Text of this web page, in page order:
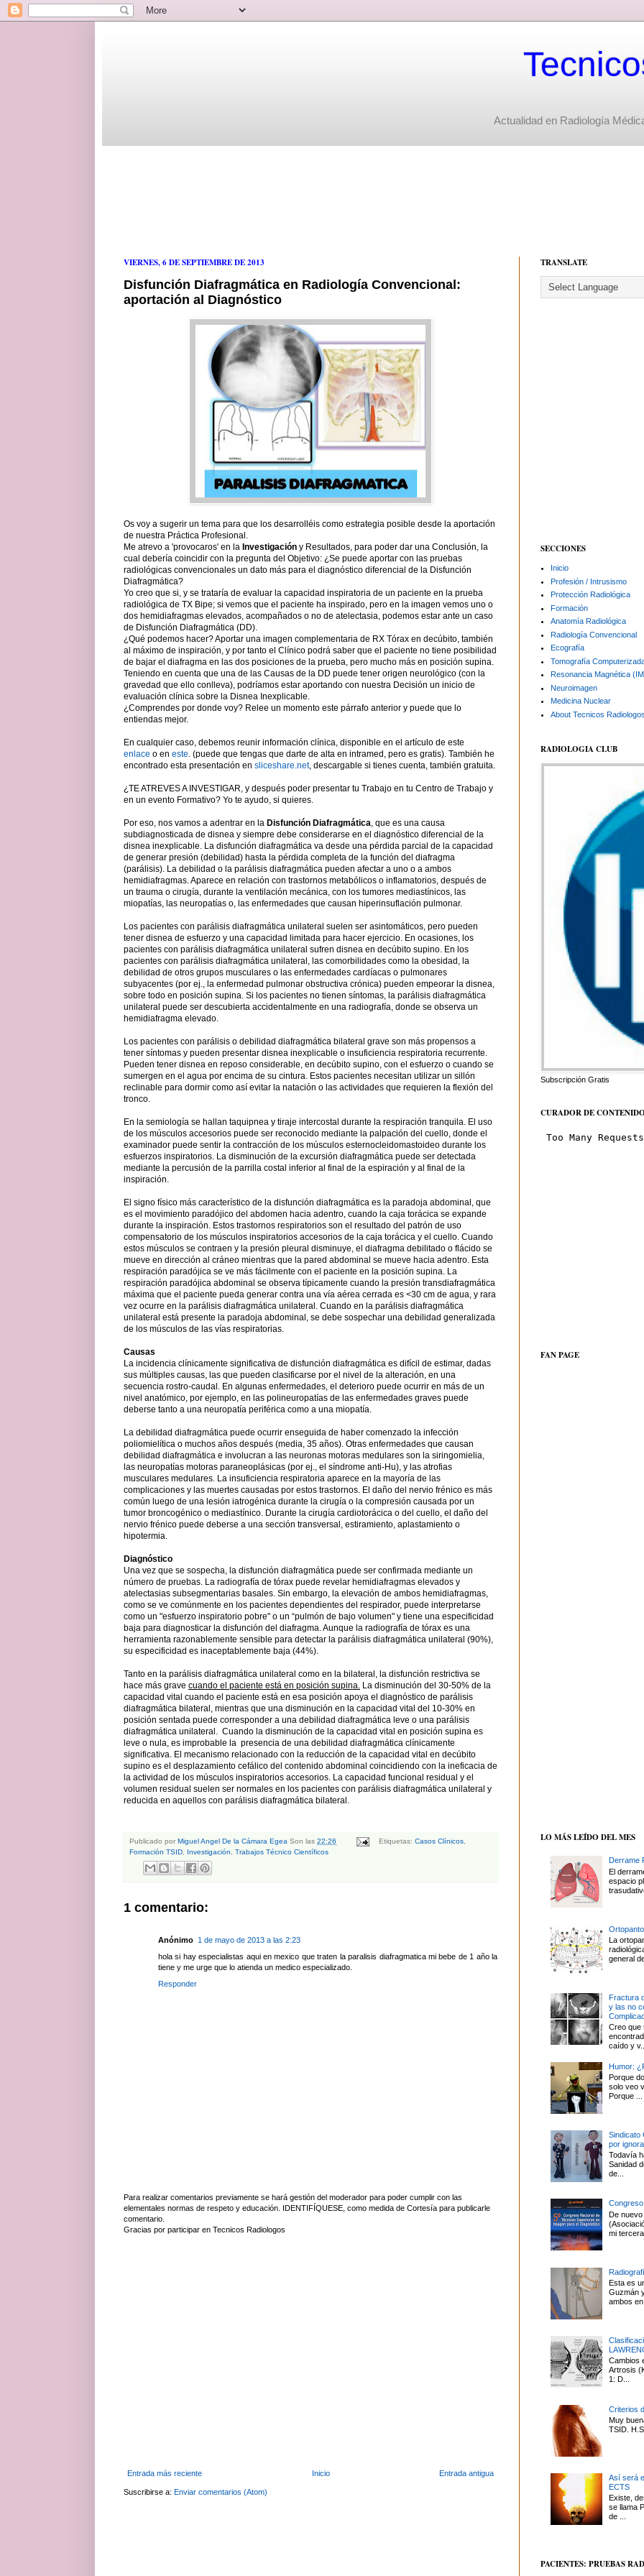
Actualidad en Radiología
VIERNES, 6 DE SEPTIEMBRE DE 2013
Disfunción Diafragmática en Radiología Convencional:
aportación al Diagnóstico
Os voy a sugerir un tema para que los desarrolléis como estrategia posible desde la aportación
de nuestra Práctica Profesional.
Me atrevo a 'provocaros' en la Investigación y Resultados, para poder dar una Conclusión, la
cual debería coincidir con la pregunta del Objetivo: ¿Se puede aportar con las pruebas
radiológicas convencionales un dato más para el diagnóstico diferencial de la Disfunción
Diafragmática?
Yo creo que si, y se trataría de evaluar la capacidad inspiratoria de un paciente en la prueba
radiológica de TX Bipe; si vemos que el paciente ha inspirado, pero en la imagen vemos uno o
dos hemidiafragmas elevados, acompañados o no de atelectasia, podemos estar ante un caso
de Disfunción Diafragmática (DD).
¿Qué podemos hacer? Aportar una imagen complementaria de RX Tórax en decúbito, también
al máximo de inspiración, y por tanto el Clínico podrá saber que el paciente no tiene posibilidad
de bajar el diafragma en las dos posiciones de la prueba, pero mucho más en posición supina.
Teniendo en cuenta que una de las Causas de la DD puede tener origen neurológico (con la
gravedad que ello conlleva), podríamos estar aportando con nuestra Decisión un inicio de
evaluación clínica sobre la Disnea Inexplicable.
¿Comprendes por donde voy? Relee un momento este párrafo anterior y puede que lo
entiendas mejor.
En cualquier caso, debemos reunir información clínica, disponible en el artículo de este
enlace o en este. (puede que tengas que darte de alta en intramed, pero es gratis). También he
encontrado esta presentación en sliceshare.net, descargable si tienes cuenta, también gratuita.
¿TE ATREVES A INVESTIGAR, y después poder presentar tu Trabajo en tu Centro de Trabajo y
en un evento Formativo? Yo te ayudo, si quieres.
Por eso, nos vamos a adentrar en la Disfunción Diafragmática, que es una causa
subdiagnosticada de disnea y siempre debe considerarse en el diagnóstico diferencial de la
disnea inexplicable. La disfunción diafragmática va desde una pérdida parcial de la capacidad
de generar presión (debilidad) hasta la pérdida completa de la función del diafragma
(parálisis). La debilidad o la parálisis diafragmática pueden afectar a uno o a ambos
hemidiafragmas. Aparece en relación con trastornos metabólicos o inflamatorios, después de
un trauma o cirugía, durante la ventilación mecánica, con los tumores mediastínicos, las
miopatías, las neuropatías o, las enfermedades que causan hiperinsuflación pulmonar.
Los pacientes con parálisis diafragmática unilateral suelen ser asintomáticos, pero pueden
tener disnea de esfuerzo y una capacidad limitada para hacer ejercicio. En ocasiones, los
pacientes con parálisis diafragmática unilateral sufren disnea en decúbito supino. En los
pacientes con parálisis diafragmática unilateral, las comorbilidades como la obesidad, la
debilidad de otros grupos musculares o las enfermedades cardíacas o pulmonares
subyacentes (por ej., la enfermedad pulmonar obstructiva crónica) pueden empeorar la disnea,
sobre todo en posición supina. Si los pacientes no tienen síntomas, la parálisis diafragmática
unilateral puede ser descubierta accidentalmente en una radiografía, donde se observa un
hemidiafragma elevado.
Los pacientes con parálisis o debilidad diafragmática bilateral grave son más propensos a
tener síntomas y pueden presentar disnea inexplicable o insuficiencia respiratoria recurrente.
Pueden tener disnea en reposo considerable, en decúbito supino, con el esfuerzo o cuando se
sumergen en el agua por encima de su cintura. Estos pacientes necesitan utilizar un sillón
reclinable para dormir como así evitar la natación o las actividades que requieren la flexión del
tronco.
En la semiología se hallan taquipnea y tiraje intercostal durante la respiración tranquila. El uso
de los músculos accesorios puede ser reconocido mediante la palpación del cuello, donde el
examinador puede sentir la contracción de los músculos esternocleidomastoideo durante los
esfuerzos inspiratorios. La disminución de la excursión diafragmática puede ser detectada
mediante la percusión de la parrilla costal inferior al final de la espiración y al final de la
inspiración.
El signo físico más característico de la disfunción diafragmática es la paradoja abdominal, que
es el movimiento paradójico del abdomen hacia adentro, cuando la caja torácica se expande
durante la inspiración. Estos trastornos respiratorios son el resultado del patrón de uso
compensatorio de los músculos inspiratorios accesorios de la caja torácica y el cuello. Cuando
estos músculos se contraen y la presión pleural disminuye, el diafragma debilitado o flácido se
mueve en dirección al cráneo mientras que la pared abdominal se mueve hacia adentro. Esta
respiración paradójica se ve más fácilmente con el paciente en la posición supina. La
respiración paradójica abdominal se observa típicamente cuando la presión transdiafragmática
máxima que el paciente pueda generar contra una vía aérea cerrada es <30 cm de agua, y rara
vez ocurre en la parálisis diafragmática unilateral. Cuando en la parálisis diafragmática
unilateral está presente la paradoja abdominal, se debe sospechar una debilidad generalizada
de los músculos de las vías respiratorias.
Causas
La incidencia clínicamente significativa de disfunción diafragmática es difícil de estimar, dadas
sus múltiples causas, las que pueden clasificarse por el nivel de la alteración, en una
secuencia rostro-caudal. En algunas enfermedades, el deterioro puede ocurrir en más de un
nivel anatómico, por ejemplo, en las polineuropatías de las enfermedades graves puede
deberse tanto a una neuropatía periférica como a una miopatía.
La debilidad diafragmática puede ocurrir enseguida de haber comenzado la infección
poliomielítica o muchos años después (media, 35 años). Otras enfermedades que causan
debilidad diafragmática e involucran a las neuronas motoras medulares son la siringomielia,
las neuropatías motoras paraneoplásicas (por ej., el síndrome anti-Hu), y las atrofias
musculares medulares. La insuficiencia respiratoria aparece en la mayoría de las
complicaciones y las muertes causadas por estos trastornos. El daño del nervio frénico es más
común luego de una lesión iatrogénica durante la cirugía o la compresión causada por un
tumor broncogénico o mediastínico. Durante la cirugía cardiotorácica o del cuello, el daño del
nervio frénico puede deberse a una sección transversal, estiramiento, aplastamiento o
hipotermia.
Diagnóstico
Una vez que se sospecha, la disfunción diafragmática puede ser confirmada mediante un
número de pruebas. La radiografía de tórax puede revelar hemidiafragmas elevados y
atelectasias subsegmentarias basales. Sin embargo, la elevación de ambos hemidiafragmas,
como se ve comúnmente en los pacientes dependientes del respirador, puede interpretarse
como un "esfuerzo inspiratorio pobre" o un “pulmón de bajo volumen" y tiene una especificidad
baja para diagnosticar la disfunción del diafragma. Aunque la radiografía de tórax es una
herramienta razonablemente sensible para detectar la parálisis diafragmática unilateral (90%),
su especificidad es inaceptablemente baja (44%).
Tanto en la parálisis diafragmática unilateral como en la bilateral, la disfunción restrictiva se
hace más grave cuando el paciente está en posición supina. La disminución del 30-50% de la
capacidad vital cuando el paciente está en esa posición apoya el diagnóstico de parálisis
diafragmática bilateral, mientras que una disminución en la capacidad vital del 10-30% en
posición sentada puede corresponder a una debilidad diafragmática leve o una parálisis
diafragmática unilateral. Cuando la disminución de la capacidad vital en posición supina es
leve o nula, es improbable la presencia de una debilidad diafragmática clínicamente
significativa. El mecanismo relacionado con la reducción de la capacidad vital en decúbito
supino es el desplazamiento cefálico del contenido abdominal coincidiendo con la ineficacia de
la actividad de los músculos inspiratorios accesorios. La capacidad funcional residual y el
volumen residual suelen ser normales en los pacientes con parálisis diafragmática unilateral y
reducida en aquellos con parálisis diafragmática bilateral.
Publicado por Miguel Angel De la Cámara Egea Son las 22:26 Etiquetas: Casos Clínicos,
Formación TSID
Investigación Trabajos Técnico Científicos
1 comentario:
Anónimo 1 de mayo de 2013 a las 2:23
hola si hay especialistas aqui en mexico que traten la paralisis diafragmatica mi bebe de 1 año la
tiene y me urge que lo atienda un medico especializado.
Responder
Para realizar comentarios previamente se hará gestión del moderador para poder cumplir con las
elementales normas de respeto y educación. IDENTIFÍQUESE, como medida de Cortesía para publicarle
comentario.
Gracias por participar en Tecnicos Radiologos
Entrada más reciente Entrada antigua
Inicio
Suscribirse a: Enviar comentarios (Atom)
TRANSLATE
SECCIONES
Inicio
Profesión / Intrusismo
Protección Radiológica
Formación
Anatomía Radiológica
Radiología Convencional
Ecografía
Tomografía
Resonancia Magnética
Neuroimagen
Medicina Nuclear
About Tecnicos
RADIOLOGIA CLUB
Subscripción Gratis
CURADOR DE
FAN PAGE
LO MÁS LEÍDO DEL MES
Derrame
El
espacio
La
general
Fractura
y las no
Creo que
caído y
Humor:
Porque
solo veo
Porque ...
Sindicato
por
Todavía
Sanidad
de...
De
mi
Esta es
Guzmán
ambos
Cambios
Artrosis
1: D...
Criterios
Muy
TSID.
Así será
ECTS
Existe,
se llama
de ...
PACIENTES: PRUEBAS